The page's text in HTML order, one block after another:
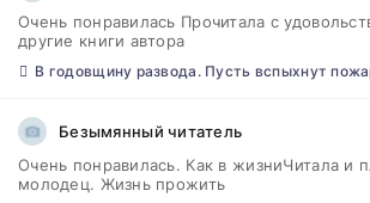
Очень понравилась Прочитала с
другие книги автора
В годовщину развода. Пусть вспыхнут
Безымянный читатель
Очень понравилась. Как в жизниЧитала и
молодец. Жизнь прожить